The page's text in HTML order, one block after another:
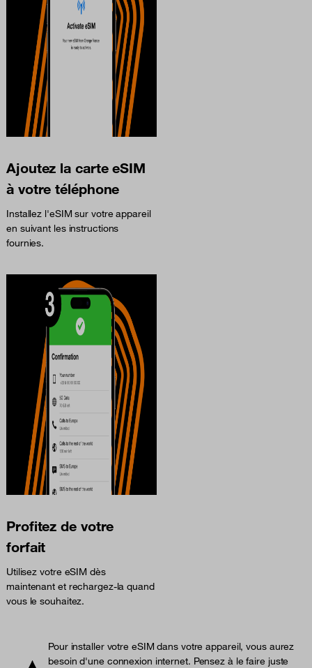
Ajoutez la carte eSIM
à votre téléphone
Installez l'eSIM sur votre appareil
en suivant les instructions
fournies.
Profitez de votre
forfait
Utilisez votre eSIM dès
maintenant et rechargez-la quand
vous le souhaitez.
Pour installer votre eSIM dans votre appareil, vous aurez
besoin d'une connexion internet. Pensez à le faire juste